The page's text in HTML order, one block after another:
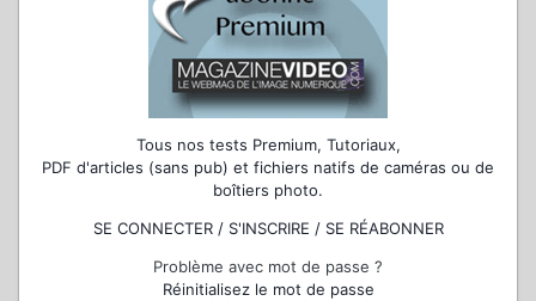
Tous nos tests Premium, Tutoriaux,
PDF d'articles (sans pub) et fichiers natifs de caméras ou de
boîtiers photo.
SE CONNECTER / S'INSCRIRE / SE RÉABONNER
Problème avec mot de passe ?
Réinitialisez le mot de passe